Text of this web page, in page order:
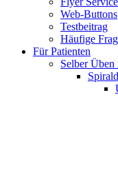
Web-Buttons
Testbeitrag
Häufige
Für Patienten
Selber